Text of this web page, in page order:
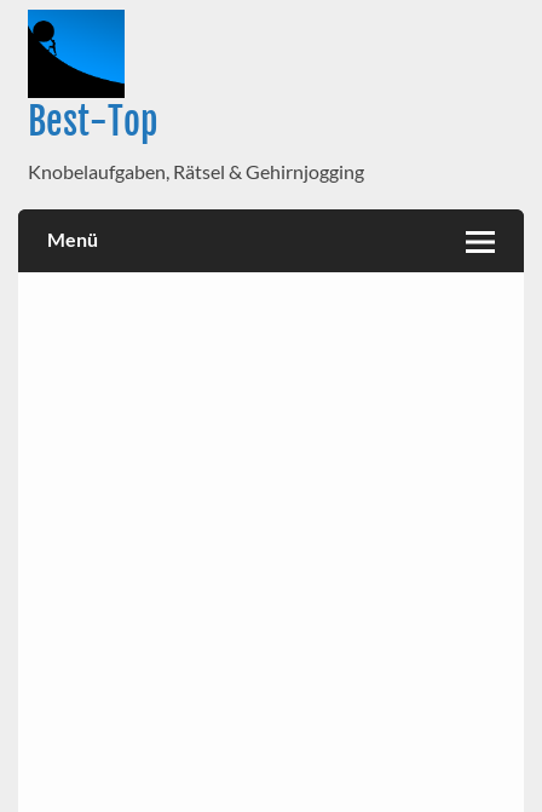
Best-Top
Knobelaufgaben, Rätsel & Gehirnjogging
Menü